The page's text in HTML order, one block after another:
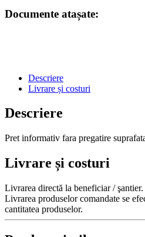
Documente atașate:
Descriere
Livrare și costuri
Descriere
Pret informativ fara pregatire
Livrare și costuri
Livrarea directă la beneficiar / şantier.
Livrarea produselor comandate se
cantitatea produselor.